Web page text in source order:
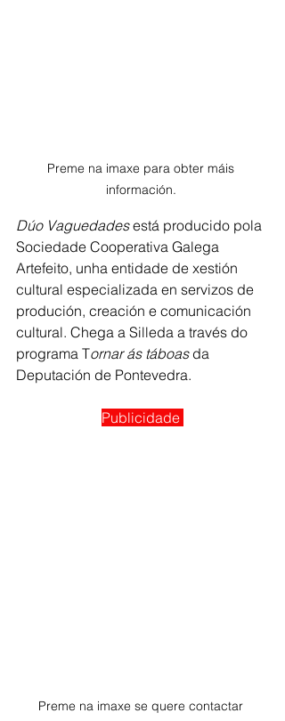
Preme na imaxe para obter máis
información.
Dúo Vaguedades está producido pola
Sociedade Cooperativa Galega
Artefeito, unha entidade de xestión
cultural especializada en servizos de
produción, creación e comunicación
cultural. Chega a Silleda a través do
programa Tornar ás táboas da
Deputación de Pontevedra.
Publicidade
Preme na imaxe se quere contactar